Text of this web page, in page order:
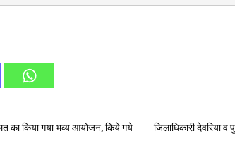
का किया गया भव्य आयोजन, किये गये
जिलाधिकारी देवरिया व